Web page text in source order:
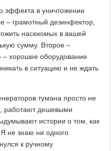
эффекта в уничтожении
– грамотный дезинфектор,
насекомых в вашей
сумму. Второе –
– хорошее оборудование.
в ситуацию и не ждать
тумана просто не
работают дешевыми
истории о том, как
не знаю ни одного
к ручному